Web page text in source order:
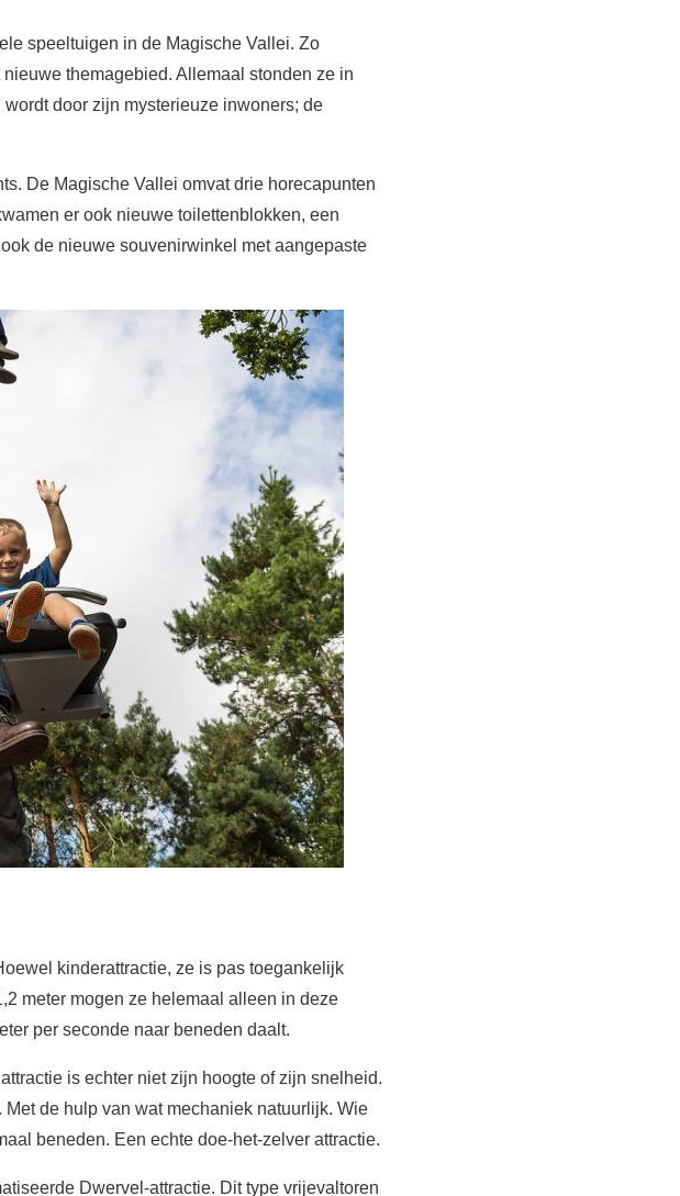
speeltuigen in de Magische Vallei. Zo
themagebied. Allemaal stonden ze in
door zijn mysterieuze inwoners; de
De Magische Vallei omvat drie horecapunten
er ook nieuwe toilettenblokken, een
de nieuwe souvenirwinkel met aangepaste
kinderattractie, ze is pas toegankelijk
meter mogen ze helemaal alleen in deze
per seconde naar beneden daalt.
is echter niet zijn hoogte of zijn snelheid.
de hulp van wat mechaniek natuurlijk. Wie
beneden. Een echte doe-het-zelver attractie.
Dwervel-attractie. Dit type vrijevaltoren